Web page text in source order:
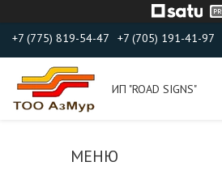
+7 (775) 819-54-47 +7 (705) 191-41-97
ИП "ROAD SIGNS"